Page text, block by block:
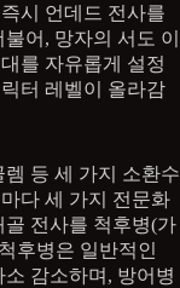
시 언데드 전사를
어, 망자의 서도 이
를 자유롭게 설정
터 레벨이 올라감
등 세 가지 소환수
다 세 가지 전문화
전사를 척후병(가
후병은 일반적인
감소하며, 방어병